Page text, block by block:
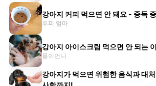
강아지 커피 먹으면 안 돼요 - 중독
루피 엄마
강아지 아이스크림 먹으면 안 되는
몽이언니
강아지가 먹으면 위험한 음식과 대